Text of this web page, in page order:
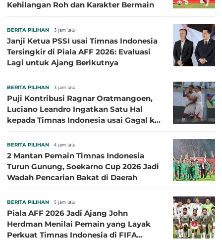
Kehilangan Roh dan Karakter Bermain
BERITA PILIHAN 3 jam lalu
Janji Ketua PSSI usai Timnas Indonesia
Tersingkir di Piala AFF 2026: Evaluasi
Lagi untuk Ajang Berikutnya
BERITA PILIHAN 3 jam lalu
Puji Kontribusi Ragnar Oratmangoen,
Luciano Leandro Ingatkan Satu Hal
kepada Timnas Indonesia usai Gagal ke
BERITA PILIHAN 4 jam lalu
2 Mantan Pemain Timnas Indonesia
Turun Gunung, Soekarno Cup 2026 Jadi
Wadah Pencarian Bakat di Daerah
BERITA PILIHAN 5 jam lalu
Piala AFF 2026 Jadi Ajang John
Herdman Menilai Pemain yang Layak
Perkuat Timnas Indonesia di FIFA